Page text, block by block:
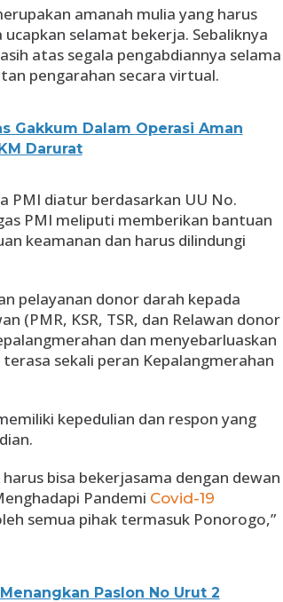
amanah mulia yang harus
selamat bekerja. Sebaliknya
atas segala pengabdiannya selama
pengarahan secara virtual.
Gakkum Dalam Operasi Aman
Darurat
PMI diatur berdasarkan UU No.
PMI meliputi memberikan bantuan
keamanan dan harus dilindungi
pelayanan donor darah kepada
(PMR, KSR, TSR, dan Relawan donor
dan menyebarluaskan
sekali peran Kepalangmerahan
kepedulian dan respon yang
bisa bekerjasama dengan dewan
Pandemi Covid-19
semua pihak termasuk Ponorogo,”
Paslon No Urut 2